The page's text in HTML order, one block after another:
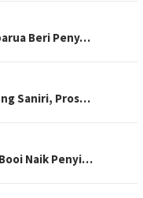
Beri Peny…
Saniri, Pros…
Naik Penyi…